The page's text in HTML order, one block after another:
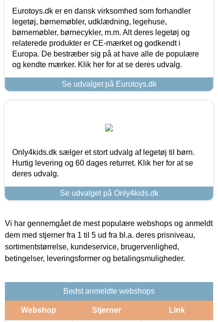
Eurotoys.dk er en dansk virksomhed som forhandler
legetøj, børnemøbler, udklædning, legehuse,
børnemøbler, børnecykler, m.m. Alt deres legetøj og
relaterede produkter er CE-mærket og godkendt i
Europa. De bestræber sig på at have alle de populære
og kendte mærker. Klik her for at se deres udvalg.
Se udvalget på Eurotoys.dk
Only4kids.dk sælger et stort udvalg af legetøj til børn.
Hurtig levering og 60 dages returret. Klik her for at se
deres udvalg.
Se udvalget på Only4kids.dk
Vi har gennemgået de mest populære webshops og anmeldt
dem med stjerner fra 1 til 5 ud fra bl.a. deres prisniveau,
sortimentstørrelse, kundeservice, brugervenlighed,
betingelser, leveringsformer og betalingsmuligheder.
Bedst anmeldte webshops
Webshop Stjerner Link